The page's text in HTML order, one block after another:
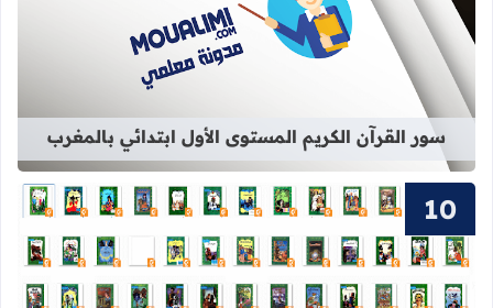
قراءة المزيد عن سور القرآن الكريم
سور القرآن الكريم المستوى الأول ابتدائي بالمغرب